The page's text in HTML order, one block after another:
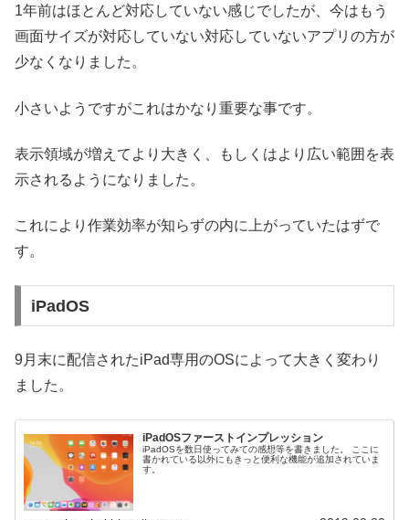
1年前はほとんど対応していない感じでしたが、今はもう
画面サイズが対応していない対応していないアプリの方が
少なくなりました。
小さいようですがこれはかなり重要な事です。
表示領域が増えてより大きく、もしくはより広い範囲を表
示されるようになりました。
これにより作業効率が知らずの内に上がっていたはずで
す。
iPadOS
9月末に配信されたiPad専用のOSによって大きく変わり
ました。
iPadOSファーストインプレッション
iPadOSを数日使ってみての感想等を書きました。 ここに
書かれている以外にもきっと便利な機能が追加されていま
す。